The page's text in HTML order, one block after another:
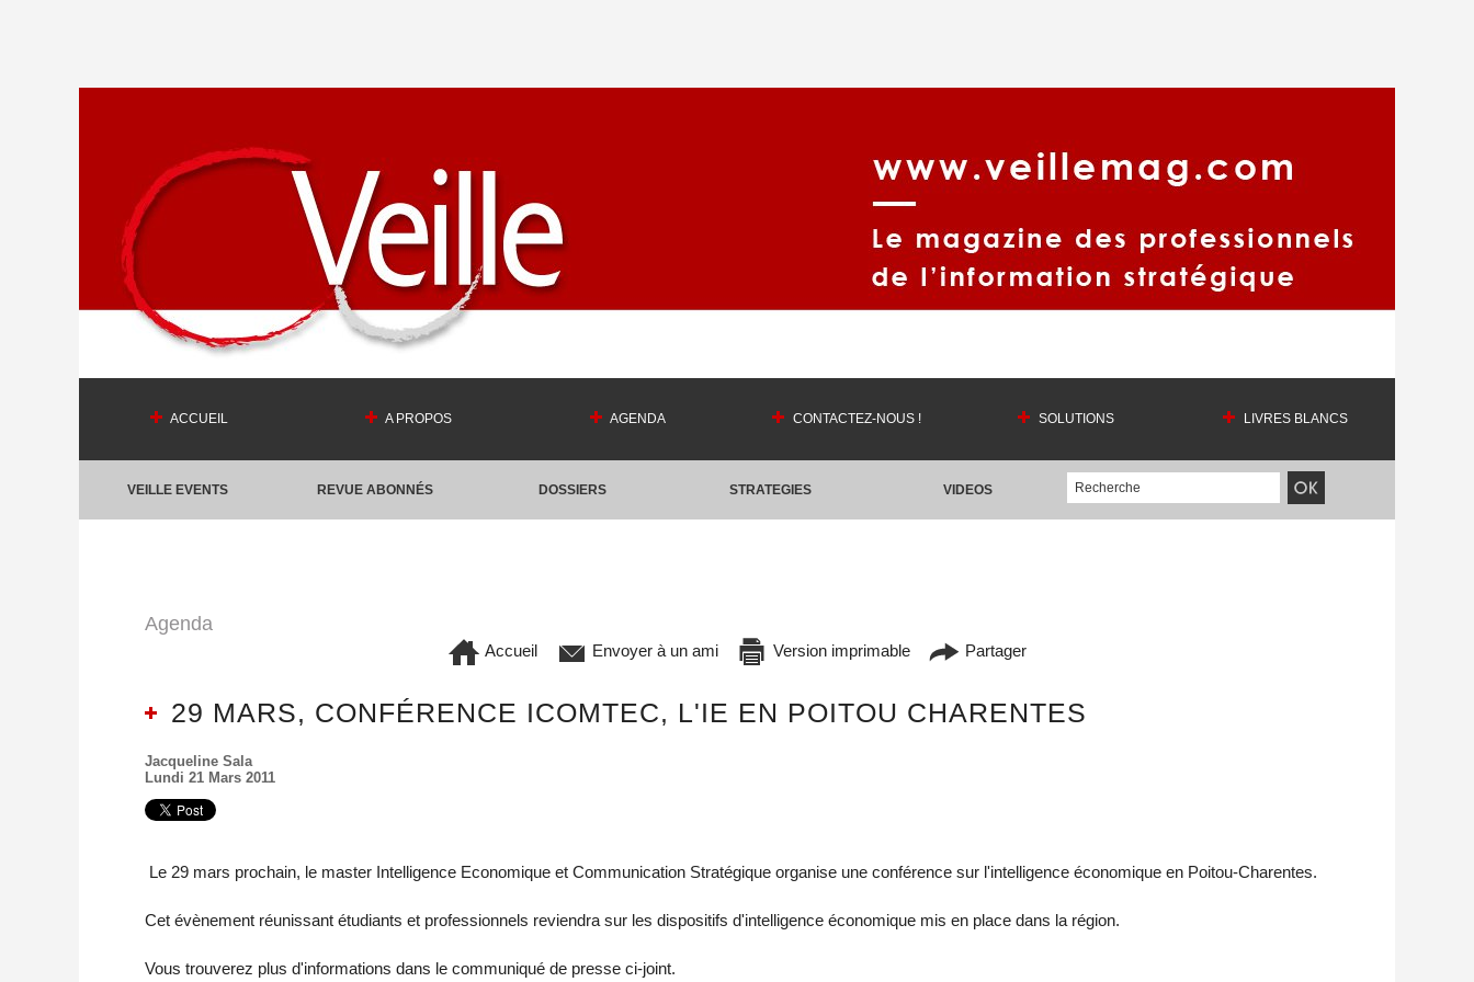
ACCUEIL A PROPOS AGENDA CONTACTEZ-NOUS ! SOLUTIONS LIVRES BLANCS
VEILLE EVENTS REVUE ABONNÉS DOSSIERS STRATEGIES VIDEOS
Agenda
Accueil Envoyer à un ami Version imprimable Partager
29 MARS, CONFÉRENCE ICOMTEC, L'IE EN POITOU CHARENTES
Jacqueline Sala
Lundi 21 Mars 2011
Le 29 mars prochain, le master Intelligence Economique et Communication Stratégique organise une conférence sur l'intelligence économique en Poitou-Charentes.
Cet évènement réunissant étudiants et professionnels reviendra sur les dispositifs d'intelligence économique mis en place dans la région.
Vous trouverez plus d'informations dans le communiqué de presse ci-joint.